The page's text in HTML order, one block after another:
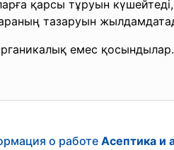
қарсы тұруын күшейтеді,
тазаруын
емес қосындылар.
о работе Асептика и